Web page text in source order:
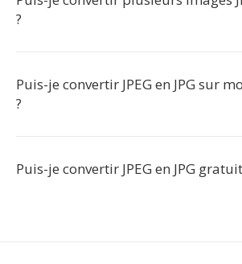
?
Puis-je convertir JPEG en JPG sur
?
Puis-je convertir JPEG en JPG